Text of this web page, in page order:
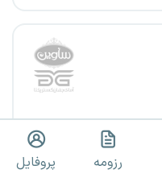
رزومه پروفایل